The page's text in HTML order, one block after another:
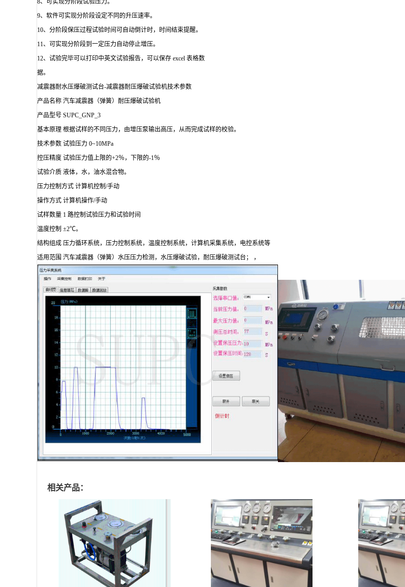
8、可实现分阶段试验压力。
9、软件可实现分阶段设定不同的升压速率。
10、分阶段保压过程试验时间可自动倒计时，时间结束提醒。
11、可实现分阶段到一定压力自动停止增压。
12、试验完毕可以打印中英文试验报告，可以保存 excel 表格数
据。
减震器耐水压爆破测试台-减震器耐压爆破试验机技术参数
产品名称 汽车减震器（弹簧）耐压爆破试验机
产品型号 SUPC_GNP_3
基本原理 根据试样的不同压力，由增压泵输出高压，从而完成试样的校验。
技术参数 试验压力 0~10MPa
控压精度 试验压力值上限的+2％，下限的-1％
试验介质 液体，水，油水混合物。
压力控制方式 计算机控制/手动
操作方式 计算机操作/手动
试样数量 1 路控制试验压力和试验时间
温度控制 ±2℃。
结构组成 压力循环系统，压力控制系统，温度控制系统，计算机采集系统，电控系统等
适用范围 汽车减震器（弹簧）水压压力检测，水压爆破试验，耐压爆破测试台； ，
相关产品：